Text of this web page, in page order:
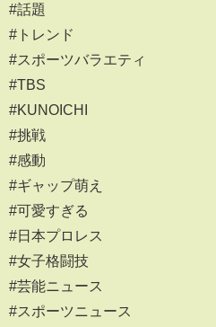
#話題
#トレンド
#スポーツバラエティ
#TBS
#KUNOICHI
#挑戦
#感動
#ギャップ萌え
#可愛すぎる
#日本プロレス
#女子格闘技
#芸能ニュース
#スポーツニュース